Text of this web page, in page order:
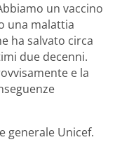
un vaccino
una malattia
ha salvato circa
due decenni.
e la
generale Unicef.